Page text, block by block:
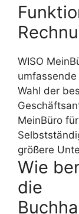
WISO
umfassende
Wahl der
MeinBüro
größere
Wie
die